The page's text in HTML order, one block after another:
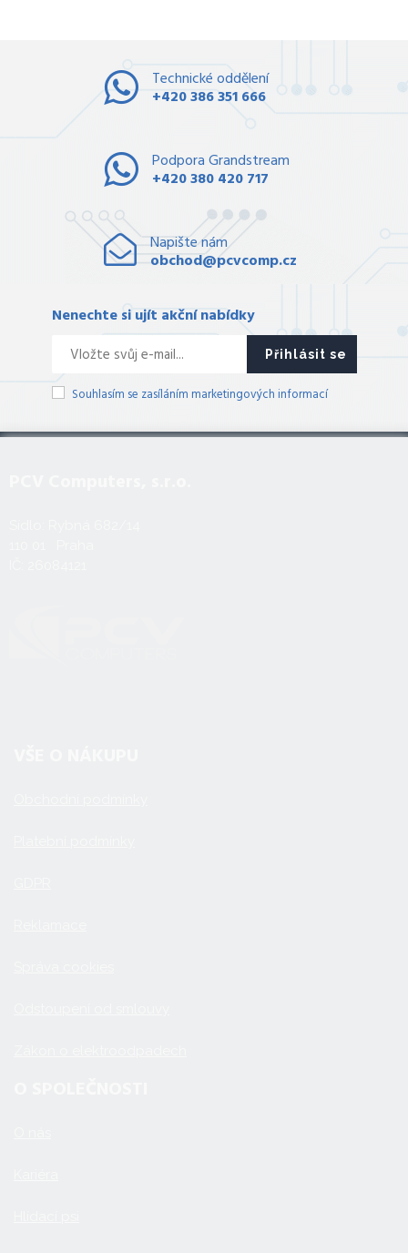
Technické oddělení
+420 386 351 666
Podpora Grandstream
+420 380 420 717
Napište nám
obchod@pcvcomp.cz
Nenechte si ujít akční nabídky
Přihlásit se
Souhlasím se zasíláním marketingových informací